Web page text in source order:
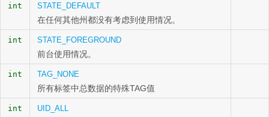
int STATE_DEFAULT
在任何其他州都没有考虑到使用情况。
int STATE_FOREGROUND
前台使用情况。
int TAG_NONE
所有标签中总数据的特殊TAG值
int UID_ALL